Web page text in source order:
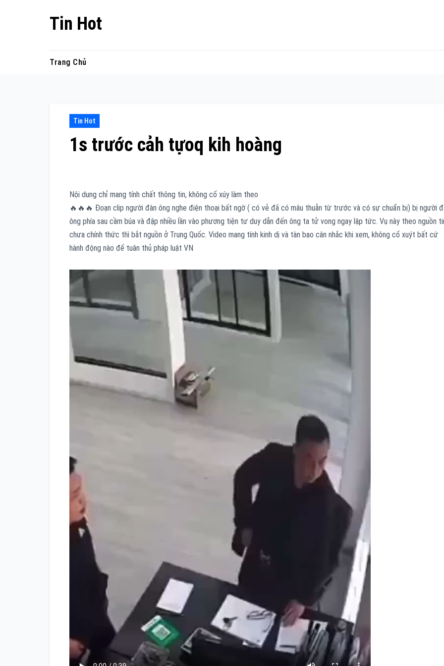
Tin Hot
Trang Chủ
Tin Hot
1s trước cảh tựoq kih hoàng
Nội dung chỉ mang tính chất thông tin, không cổ xúy làm theo
🔥🔥🔥 Đoạn clip người đàn ông nghe điện thoại bất ngờ ( có vẻ đã có mâu thuẫn từ trước và có sự chuẩn bị) bị người
ông phía sau cầm búa và đập nhiều lần vào phương tiện tư duy dẫn đến ông ta tử vong ngay lập tức. Vụ này theo nguồn
chưa chính thức thì bắt nguồn ở Trung Quốc. Video mang tính kinh dị và tàn bạo cân nhắc khi xem, không cổ xuýt bất cứ
hành động nào để tuân thủ pháp luật VN